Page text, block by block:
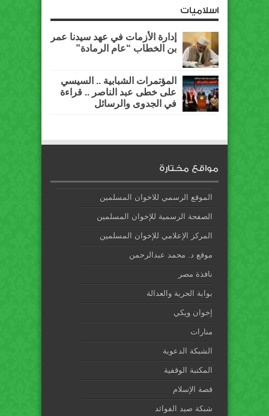
اسلاميات
إدارة الأزمات في عهد سيدنا عمر
بن الخطاب “عام الرمادة”
المؤتمرات الشبابية .. السيسي
على خطى عبد الناصر .. قراءة
في الجدوى والرسائل
مواقع مختارة
الموقع الرسمي للاخوان المسلمين
الصفحة الرسمية للإخوان المسلمين
المركز الإعلامي للإخوان المسلمين
موقع د. محمد عبدالرحمن
نافذة مصر
بوابة الحرية والعدالة
إخوان ويكي
منارات
الشبكة الدعوية
المكتبة الوقفية
قصة الإسلام
شبكة صيد الفوائد